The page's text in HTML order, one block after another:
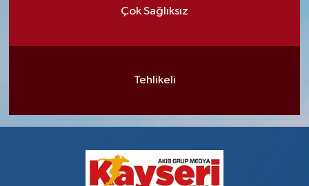
Çok Sağlıksız
Tehlikeli